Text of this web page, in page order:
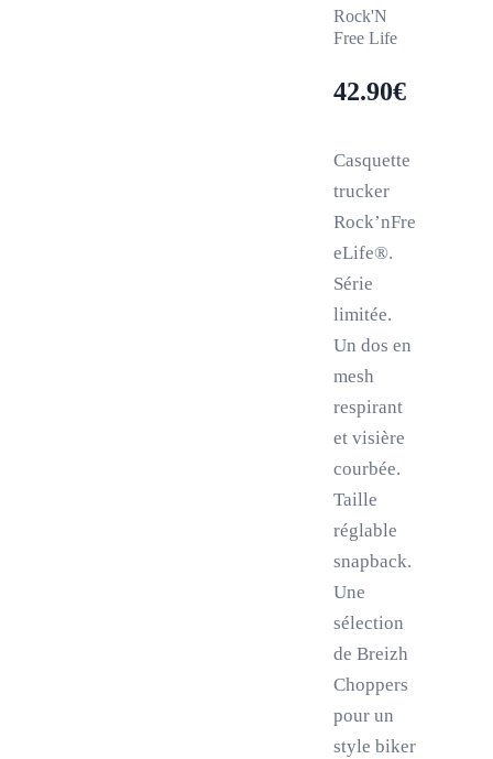
Rock'N
Free Life
42.90€
Casquette
trucker
Rock’nFre
eLife®.
Série
limitée.
Un dos en
mesh
respirant
et visière
courbée.
Taille
réglable
snapback.
Une
sélection
de Breizh
Choppers
pour un
style biker